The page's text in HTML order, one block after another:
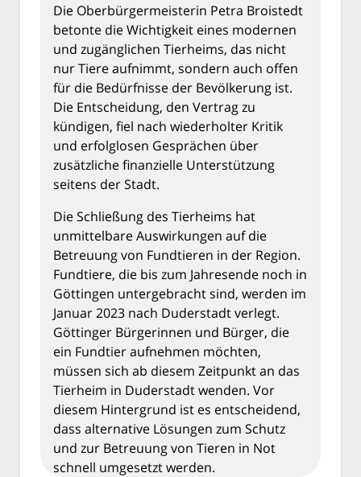
Die Oberbürgermeisterin Petra Broistedt
betonte die Wichtigkeit eines modernen
und zugänglichen Tierheims, das nicht
nur Tiere aufnimmt, sondern auch offen
für die Bedürfnisse der Bevölkerung ist.
Die Entscheidung, den Vertrag zu
kündigen, fiel nach wiederholter Kritik
und erfolglosen Gesprächen über
zusätzliche finanzielle Unterstützung
seitens der Stadt.
Die Schließung des Tierheims hat
unmittelbare Auswirkungen auf die
Betreuung von Fundtieren in der Region.
Fundtiere, die bis zum Jahresende noch in
Göttingen untergebracht sind, werden im
Januar 2023 nach Duderstadt verlegt.
Göttinger Bürgerinnen und Bürger, die
ein Fundtier aufnehmen möchten,
müssen sich ab diesem Zeitpunkt an das
Tierheim in Duderstadt wenden. Vor
diesem Hintergrund ist es entscheidend,
dass alternative Lösungen zum Schutz
und zur Betreuung von Tieren in Not
schnell umgesetzt werden.